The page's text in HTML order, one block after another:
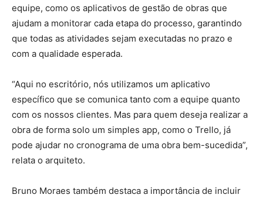
equipe, como os aplicativos de gestão de obras que
ajudam a monitorar cada etapa do processo, garantindo
que todas as atividades sejam executadas no prazo e
com a qualidade esperada.
“Aqui no escritório, nós utilizamos um aplicativo
específico que se comunica tanto com a equipe quanto
com os nossos clientes. Mas para quem deseja realizar a
obra de forma solo um simples app, como o Trello, já
pode ajudar no cronograma de uma obra bem-sucedida”,
relata o arquiteto.
Bruno Moraes também destaca a importância de incluir